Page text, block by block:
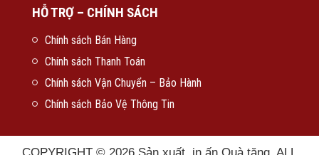
HỖ TRỢ – CHÍNH SÁCH
Chính sách Bán Hàng
Chính sách Thanh Toán
Chính sách Vận Chuyển – Bảo Hành
Chính sách Bảo Vệ Thông Tin
COPYRIGHT © 2026 Sản xuất, in ấn Quà tặng. ALL